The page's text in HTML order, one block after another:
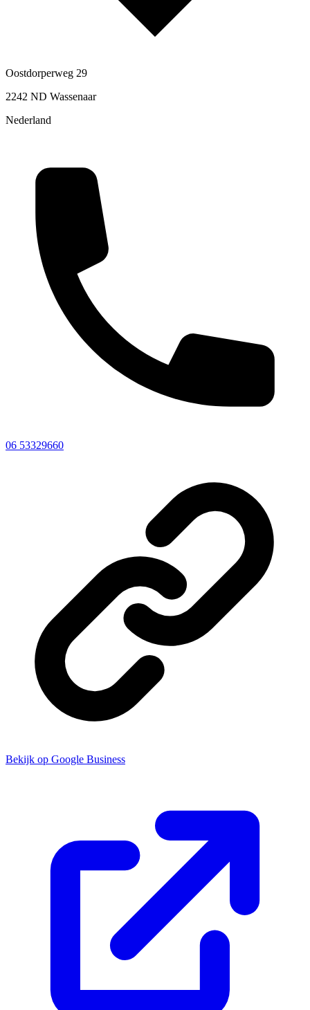
Oostdorperweg 29
2242 ND Wassenaar
Nederland
06 53329660
Bekijk op Google Business